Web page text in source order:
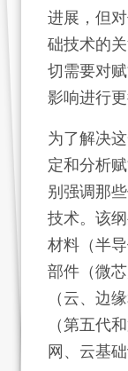
进展，但
础技术的
切需要对
影响进行
为了解决
定和分析
别强调那
技术。该
材料（半
部件（微
（云、边
（第五代
网、云基